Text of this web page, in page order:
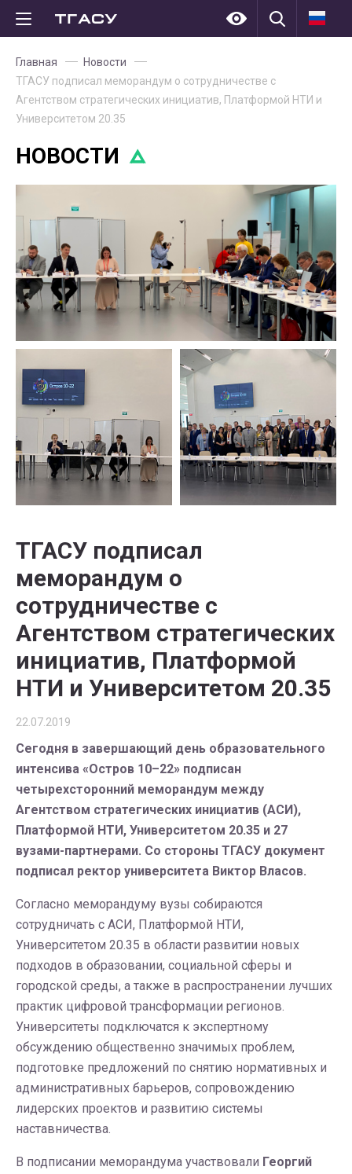
Главная
Новости
ТГАСУ подписал меморандум о сотрудничестве с
Агентством стратегических инициатив, Платформой НТИ и
Университетом 20.35
НОВОСТИ
ТГАСУ подписал
меморандум о
сотрудничестве с
Агентством стратегических
инициатив, Платформой
НТИ и Университетом 20.35
22.07.2019
Сегодня в завершающий день образовательного
интенсива «Остров 10–22» подписан
четырехсторонний меморандум между
Агентством стратегических инициатив (АСИ),
Платформой НТИ, Университетом 20.35 и 27
вузами-партнерами. Со стороны ТГАСУ документ
подписал ректор университета Виктор Власов.
Согласно меморандуму вузы собираются
сотрудничать с АСИ, Платформой НТИ,
Университетом 20.35 в области развитии новых
подходов в образовании, социальной сферы и
городской среды, а также в распространении лучших
практик цифровой трансформации регионов.
Университеты подключатся к экспертному
обсуждению общественно значимых проблем,
подготовке предложений по снятию нормативных и
административных барьеров, сопровождению
лидерских проектов и развитию системы
наставничества.
В подписании меморандума участвовали Георгий